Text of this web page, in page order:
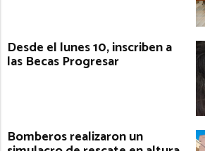
Desde el lunes 10, inscriben a
las Becas Progresar
Bomberos realizaron un